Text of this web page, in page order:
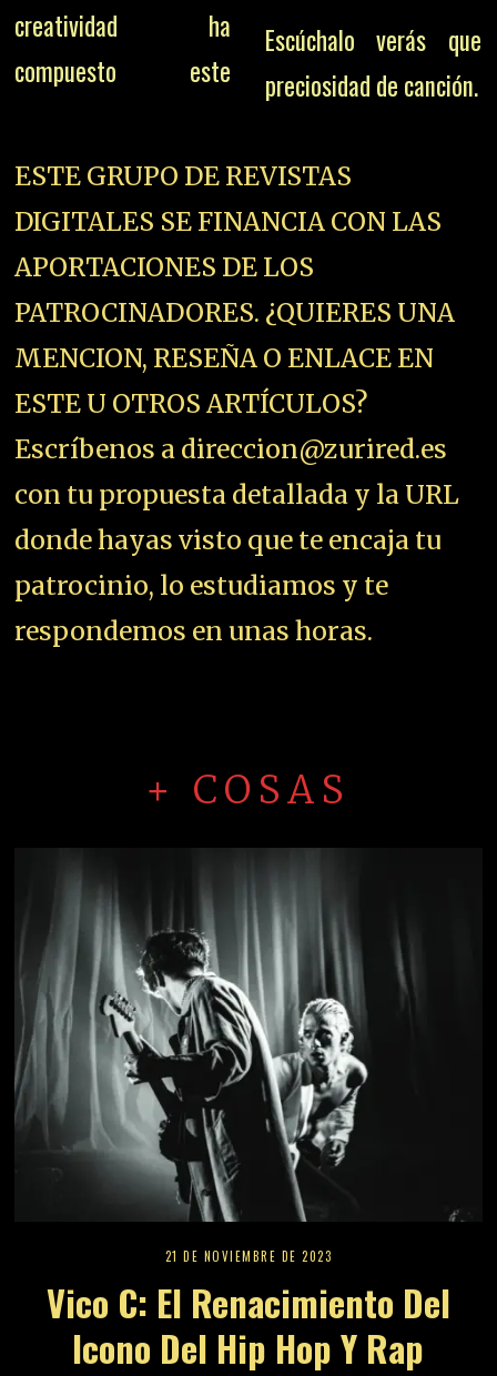
creatividad ha
compuesto este
Escúchalo verás que
preciosidad de canción.
ESTE GRUPO DE REVISTAS
DIGITALES SE FINANCIA CON LAS
APORTACIONES DE LOS
PATROCINADORES. ¿QUIERES UNA
MENCION, RESEÑA O ENLACE EN
ESTE U OTROS ARTÍCULOS?
Escríbenos a direccion@zurired.es
con tu propuesta detallada y la URL
donde hayas visto que te encaja tu
patrocinio, lo estudiamos y te
respondemos en unas horas.
+ COSAS
21 DE NOVIEMBRE DE 2023
Vico C: El Renacimiento Del
Icono Del Hip Hop Y Rap